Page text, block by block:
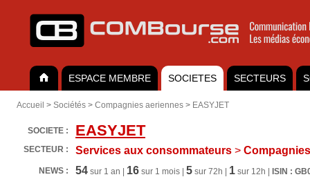
ESPACE MEMBRE SOCIETES SECTEURS
Accueil > Sociétés > Compagnies aeriennes > EASYJET
SOCIETE : EASYJET
SECTEUR : Services aux consommateurs >
NEWS : 54 sur 1 an | 16 sur 1 mois | 5 sur 72h | 1 sur 12h |
ISIN :